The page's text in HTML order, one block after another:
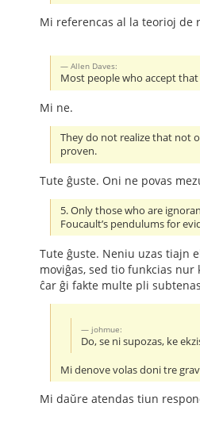
Mi referencas al la teorioj de
Allen Daves:
Most people who accept
Mi ne.
They do not realize that not
proven.
Tute ĝuste. Oni ne povas
5. Only those who are
Foucault’s pendulums for
Tute ĝuste. Neniu uzas tiajn
moviĝas, sed tio funkcias
ĉar ĝi fakte multe pli
johmue:
Do, se ni supozas, ke
Mi denove volas doni tre
Mi daŭre atendas tiun